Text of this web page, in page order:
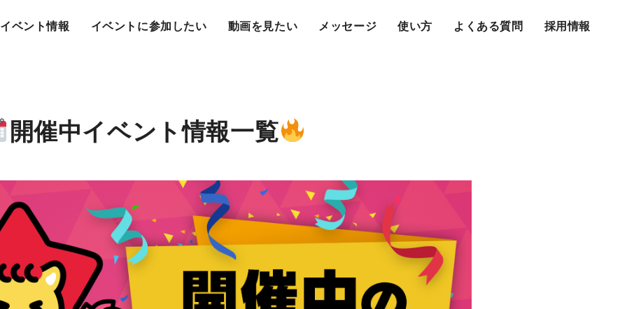
イベント情報 イベントに参加したい 動画を見たい メッセージ 使い方 よくある質問 採用情報
開催中イベント情報一覧